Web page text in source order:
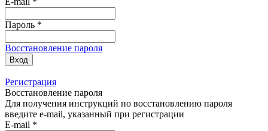
Пароль *
Восстановление пароля
Вход
Регистрация
Восстановление пароля
Для получения инструкций по восстановлению пароля
введите e-mail, указанный при регистрации
E-mail *